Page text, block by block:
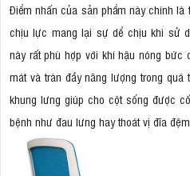
Điểm nhấn của sản phẩm này chính
chịu lực mang lại sự dể chịu khi sử
này rất phù hợp với khí hậu nóng bức
mát và tràn đầy năng lượng trong quá
khung lưng giúp cho cột sống được
bệnh như đau lưng hay thoát vị đĩa đệm.